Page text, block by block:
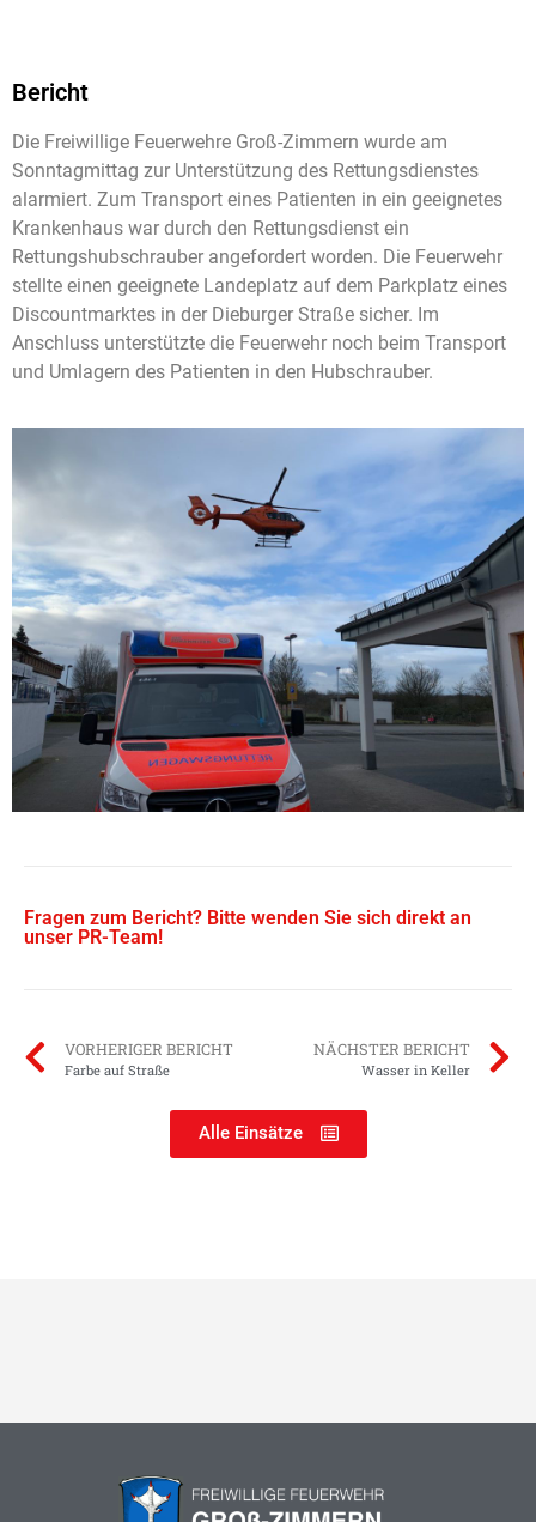
Bericht
Die Freiwillige Feuerwehre Groß-Zimmern wurde am
Sonntagmittag zur Unterstützung des Rettungsdienstes
alarmiert. Zum Transport eines Patienten in ein geeignetes
Krankenhaus war durch den Rettungsdienst ein
Rettungshubschrauber angefordert worden. Die Feuerwehr
stellte einen geeignete Landeplatz auf dem Parkplatz eines
Discountmarktes in der Dieburger Straße sicher. Im
Anschluss unterstützte die Feuerwehr noch beim Transport
und Umlagern des Patienten in den Hubschrauber.
Fragen zum Bericht? Bitte wenden Sie sich direkt an
unser PR-Team!
VORHERIGER BERICHT
Farbe auf Straße
NÄCHSTER BERICHT
Wasser in Keller
Alle Einsätze